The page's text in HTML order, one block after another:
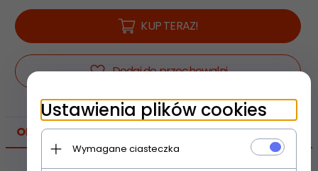
KUP TERAZ!
Dodaj do przechowalni
OPIS PRODUKTU
Ustawienia plików cookies
Wymagane ciasteczka